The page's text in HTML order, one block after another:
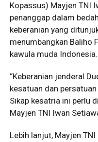
Kopassus) Mayjen TNI
penanggap dalam
keberanian yang
menumbangkan Baliho
kawula muda Indonesia.
“Keberanian jenderal
kesatuan dan
Sikap kesatria ini perlu
Mayjen TNI Iwan
Lebih lanjut, Mayjen